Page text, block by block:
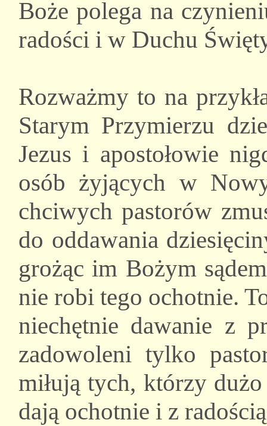
Boże polega na
radości i w Duchu
Rozważmy to na
Starym Przymierzu
Jezus i apostołowie
osób żyjących w
chciwych pastorów
do oddawania
grożąc im Bożym
nie robi tego ochotnie.
niechętnie dawanie z
zadowoleni tylko
miłują tych, którzy
dają ochotnie i z